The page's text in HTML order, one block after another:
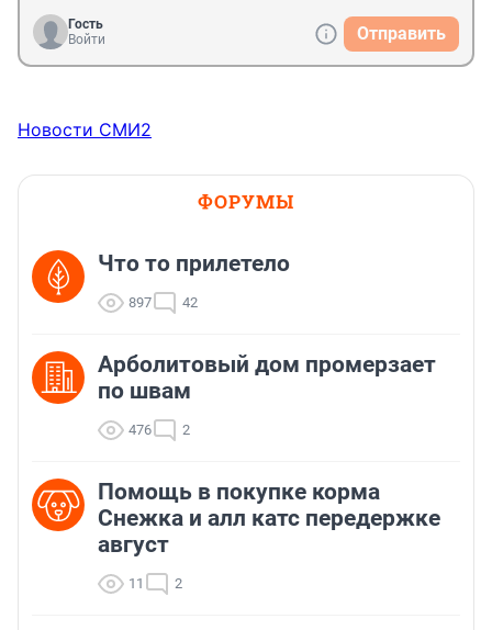
ответсвенности за порчу городского или частного
имущества?
Гость
Войти
Отправить
Новости СМИ2
ФОРУМЫ
Что то прилетело
897 42
Арболитовый дом промерзает
по швам
476 2
Помощь в покупке корма
Снежка и алл катс передержке
август
11 2